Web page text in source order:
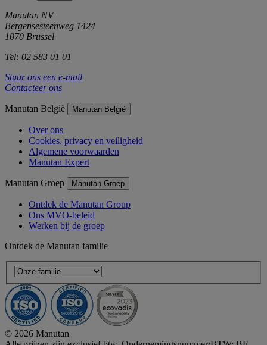
Manutan NV
Bergensesteenweg 1424
1070 Brussel
Tel: 02 583 01 01
Stuur ons een e-mail
Contacteer ons
Manutan België Manutan België
Over ons
Cookies, privacy en veiligheid
Algemene voorwaarden
Manutan Expert
Manutan Groep Manutan Groep
Ontdek de Manutan Group
Ons MVO-beleid
Werken bij de groep
Ontdek de Manutan familie
© 2026 Manutan